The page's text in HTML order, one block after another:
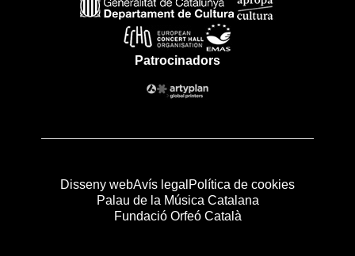
Patrocinadors
Disseny webAvís legal Política de cookies
Palau de la Música Catalana
Fundació Orfeó Català